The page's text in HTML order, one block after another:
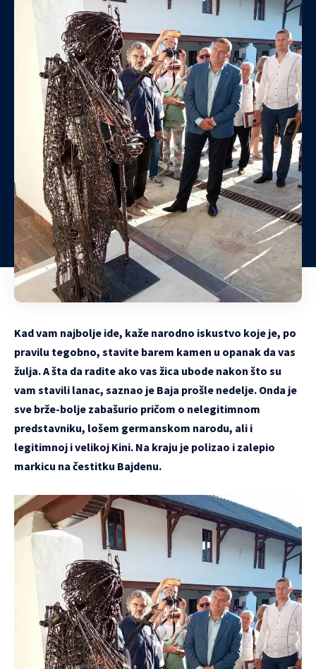
Kad vam najbolje ide, kaže narodno iskustvo koje je, po
pravilu tegobno, stavite barem kamen u opanak da vas
žulja. A šta da radite ako vas žica ubode nakon što su
vam stavili lanac, saznao je Baja prošle nedelje. Onda je
sve brže-bolje zabašurio pričom o nelegitimnom
predstavniku, lošem germanskom narodu, ali i
legitimnoj i velikoj Kini. Na kraju je polizao i zalepio
markicu na čestitku Bajdenu.